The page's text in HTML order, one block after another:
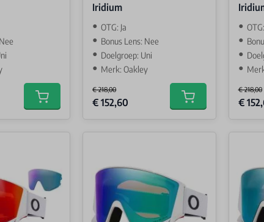
Add to cart
Iridium
OTG: Ja
Bonus Lens: Nee
Doelgroep: Uni
Merk: Oakley
€ 218,00
Special Price
€ 152,60 Add to cart
€ 218,00
Special
€